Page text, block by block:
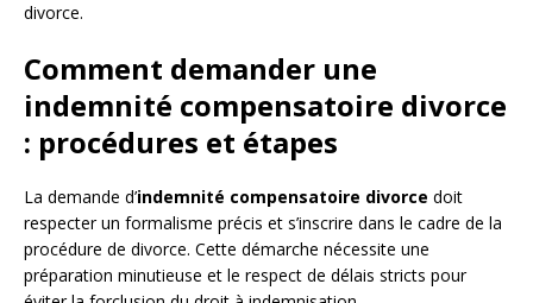
divorce.
Comment demander une
indemnité compensatoire divorce
: procédures et étapes
La demande d’indemnité compensatoire divorce doit
respecter un formalisme précis et s’inscrire dans le cadre de la
procédure de divorce. Cette démarche nécessite une
préparation minutieuse et le respect de délais stricts pour